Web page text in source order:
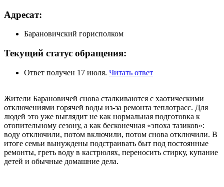
Адресат:
Барановичский горисполком
Текущий статус обращения:
Ответ получен 17 июля. Читать ответ
Жители Барановичей снова сталкиваются с хаотическими
отключениями горячей воды из-за ремонта теплотрасс. Для
людей это уже выглядит не как нормальная подготовка к
отопительному сезону, а как бесконечная «эпоха тазиков»:
воду отключили, потом включили, потом снова отключили. В
итоге семьи вынуждены подстраивать быт под постоянные
ремонты, греть воду в кастрюлях, переносить стирку, купание
детей и обычные домашние дела.